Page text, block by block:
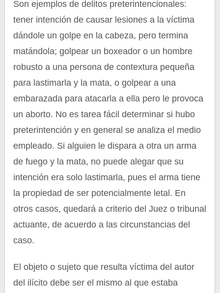
Son ejemplos de delitos preterintencionales:
tener intención de causar lesiones a la víctima
dándole un golpe en la cabeza, pero termina
matándola; golpear un boxeador o un hombre
robusto a una persona de contextura pequeña
para lastimarla y la mata, o golpear a una
embarazada para atacarla a ella pero le provoca
un aborto. No es tarea fácil determinar si hubo
preterintención y en general se analiza el medio
empleado. Si alguien le dispara a otra un arma
de fuego y la mata, no puede alegar que su
intención era solo lastimarla, pues el arma tiene
la propiedad de ser potencialmente letal. En
otros casos, quedará a criterio del Juez o tribunal
actuante, de acuerdo a las circunstancias del
caso.
El objeto o sujeto que resulta víctima del autor
del ilícito debe ser el mismo al que estaba